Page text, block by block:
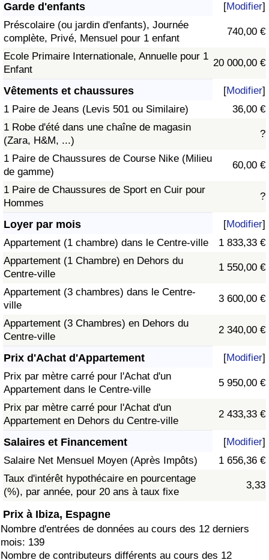
Garde d'enfants [Modifier]
Préscolaire (ou jardin d'enfants), Journée
complète, Privé, Mensuel pour 1 enfant
740,00 €
Ecole Primaire Internationale, Annuelle pour 1
Enfant
20 000,00 €
Vêtements et chaussures [Modifier]
1 Paire de Jeans (Levis 501 ou Similaire)
36,00 €
1 Robe d'été dans une chaîne de magasin
(Zara, H&M, ...)
?
1 Paire de Chaussures de Course Nike (Milieu
de gamme)
60,00 €
1 Paire de Chaussures de Sport en Cuir pour
Hommes
?
Loyer par mois [Modifier]
Appartement (1 chambre) dans le Centre-ville
1 833,33 €
Appartement (1 Chambre) en Dehors du
Centre-ville
1 550,00 €
Appartement (3 chambres) dans le Centre-
ville
3 600,00 €
Appartement (3 Chambres) en Dehors du
Centre-ville
2 340,00 €
Prix d'Achat d'Appartement [Modifier]
Prix par mètre carré pour l'Achat d'un
Appartement dans le Centre-ville
5 950,00 €
Prix par mètre carré pour l'Achat d'un
Appartement en Dehors du Centre-ville
2 433,33 €
Salaires et Financement [Modifier]
Salaire Net Mensuel Moyen (Après Impôts)
1 656,36 €
Taux d'intérêt hypothécaire en pourcentage
(%), par année, pour 20 ans à taux fixe
3,33
Prix à Ibiza, Espagne
Nombre d'entrées de données au cours des 12 derniers
mois: 139
Nombre de contributeurs différents au cours des 12